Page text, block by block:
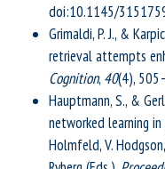
doi:10.1145/
Grimaldi, P. J., &
retrieval attempts
Cognition, 40(4),
Hauptmann, S., &
networked learning
Holmfeld, V.